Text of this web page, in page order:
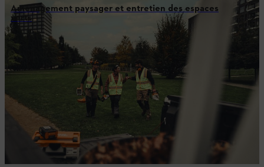
Aménagement paysager et entretien des espaces
verts